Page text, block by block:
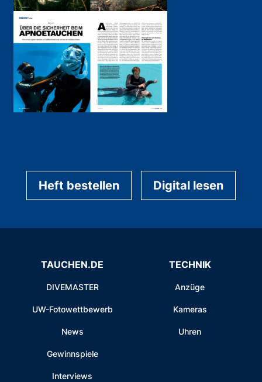
Heft bestellen Digital lesen
TAUCHEN.DE
DIVEMASTER
UW-Fotowettbewerb
News
Gewinnspiele
Interviews
TECHNIK
Anzüge
Kameras
Uhren